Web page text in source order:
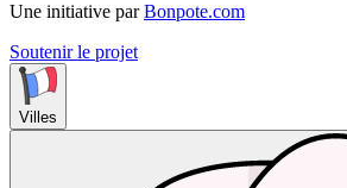
Une initiative par Bonpote.com
Soutenir le projet
Villes